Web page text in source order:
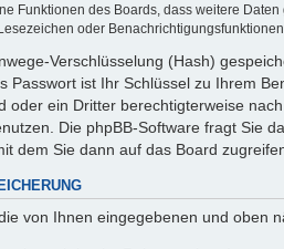
Funktionen des Boards, dass weitere
oder Benachrichtigungsfunktionen.
Verschlüsselung (Hash)
Passwort ist Ihr Schlüssel zu Ihrem
oder ein Dritter berechtigterweise
Die phpBB-Software fragt Sie
dem Sie dann auf das Board
von Ihnen eingegebenen und oben